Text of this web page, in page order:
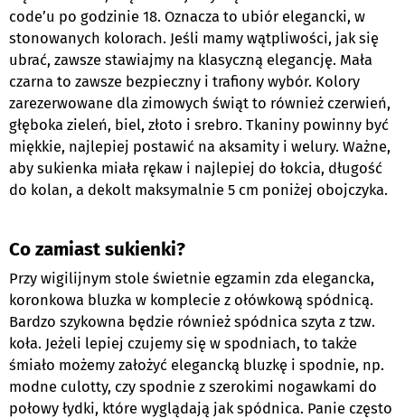
code’u po godzinie 18. Oznacza to ubiór elegancki, w
stonowanych kolorach. Jeśli mamy wątpliwości, jak się
ubrać, zawsze stawiajmy na klasyczną elegancję. Mała
czarna to zawsze bezpieczny i trafiony wybór. Kolory
zarezerwowane dla zimowych świąt to również czerwień,
głęboka zieleń, biel, złoto i srebro. Tkaniny powinny być
miękkie, najlepiej postawić na aksamity i welury. Ważne,
aby sukienka miała rękaw i najlepiej do łokcia, długość
do kolan, a dekolt maksymalnie 5 cm poniżej obojczyka.
Co zamiast sukienki?
Przy wigilijnym stole świetnie egzamin zda elegancka,
koronkowa bluzka w komplecie z ołówkową spódnicą.
Bardzo szykowna będzie również spódnica szyta z tzw.
koła. Jeżeli lepiej czujemy się w spodniach, to także
śmiało możemy założyć elegancką bluzkę i spodnie, np.
modne culotty, czy spodnie z szerokimi nogawkami do
połowy łydki, które wyglądają jak spódnica. Panie często